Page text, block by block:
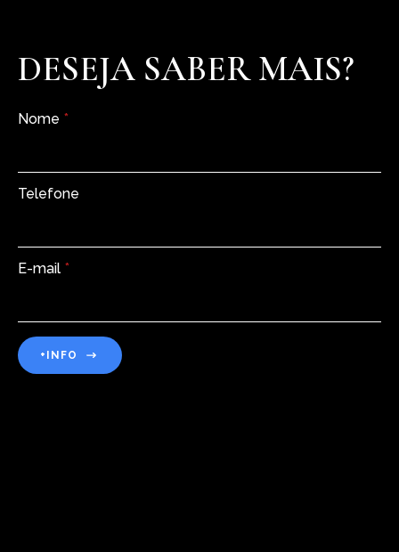
DESEJA SABER MAIS?
Nome *
Telefone
E-mail *
+INFO